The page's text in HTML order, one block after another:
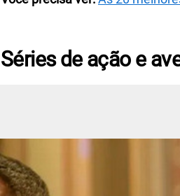
Séries de ação e